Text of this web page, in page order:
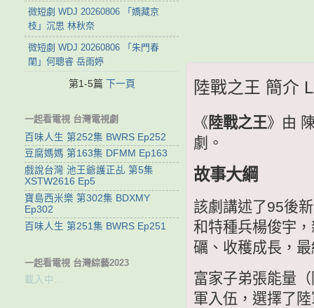
陸戰之王 簡介
《 陸戰之王》由
劇。
故事大綱
該劇講述了95後
和特種兵楊俊宇
礪、收穫成長，
富家子弟張能量
軍入伍，選擇了
微短劇 WDJ 20260806 「嬌藏京
枝」沉思 林秋奈
微短劇 WDJ 20260806 「朱門春
閨」何聰睿 岳雨婷
第1-5篇 下一頁
一起看電視 台灣電視劇
百味人生 第252集 BWRS Ep252
豆腐媽媽 第163集 DFMM Ep163
戲說台灣 池王爺護正乩 第5集
XSTW2616 Ep5
寶島西米樂 第302集 BDXMY
Ep302
百味人生 第251集 BWRS Ep251
一起看電視 台灣綜藝2023
載入中…